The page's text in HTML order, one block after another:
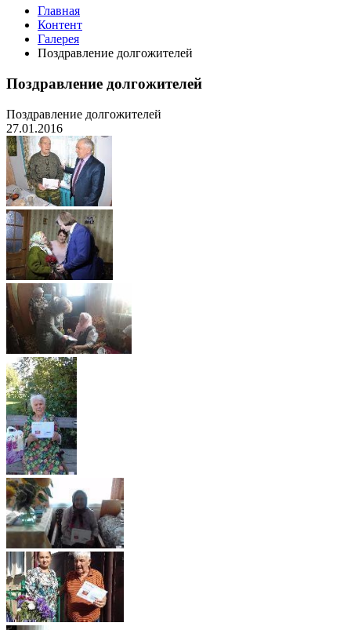
Главная
Контент
Галерея
Поздравление долгожителей
Поздравление долгожителей
Поздравление долгожителей
27.01.2016